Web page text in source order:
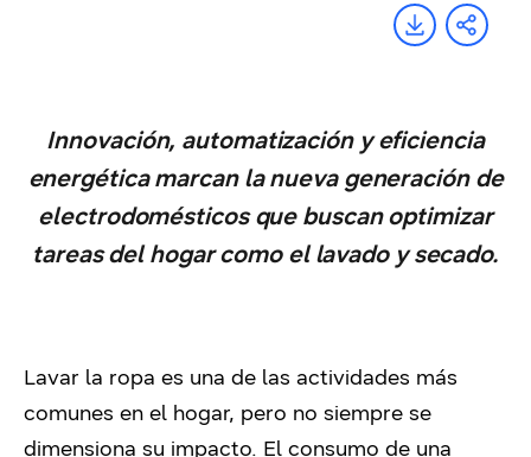
Innovación, automatización y eficiencia
energética marcan la nueva generación de
electrodomésticos que buscan optimizar
tareas del hogar como el lavado y secado.
Lavar la ropa es una de las actividades más
comunes en el hogar, pero no siempre se
dimensiona su impacto. El consumo de una